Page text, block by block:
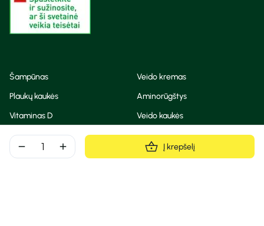
remove add Į krepšelį
Šampūnas
Veido kremas
Plaukų kaukės
Aminorūgštys
Vitaminas D
Veido kaukės
Korėjietiška kosmetika
Eteriniai aliejai
Dezodorantas
BB ir CC kremas